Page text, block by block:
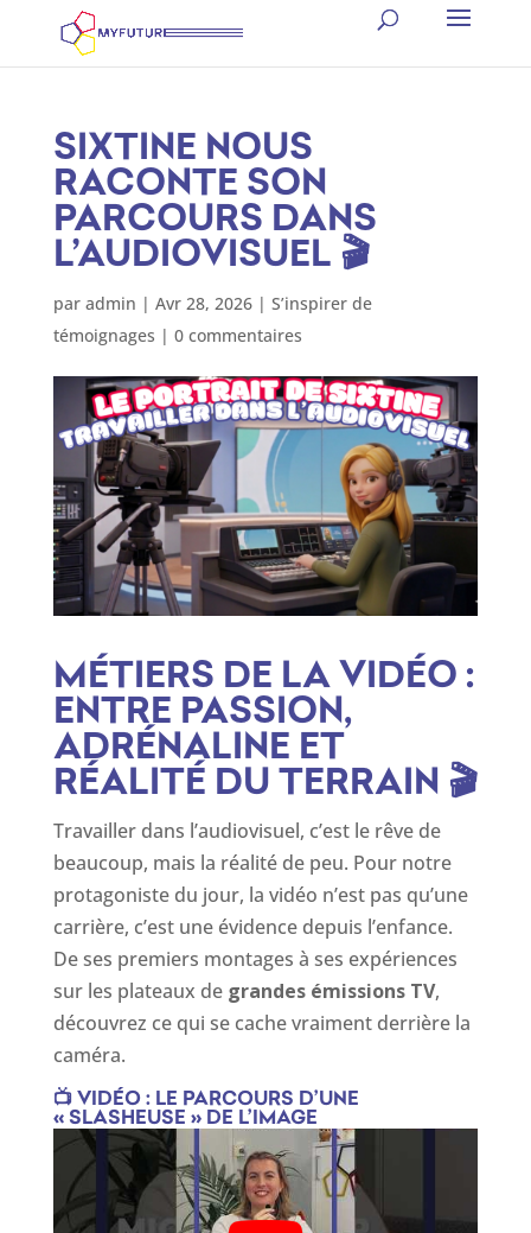
SIXTINE NOUS
RACONTE SON
PARCOURS DANS
L’AUDIOVISUEL 🎬
par admin | Avr 28, 2026| S’inspirer de
témoignages | 0 commentaires
MÉTIERS DE LA VIDÉO :
ENTRE PASSION,
ADRÉNALINE ET
RÉALITÉ DU TERRAIN 🎬
Travailler dans l’audiovisuel, c’est le rêve de
beaucoup, mais la réalité de peu. Pour notre
protagoniste du jour, la vidéo n’est pas qu’une
carrière, c’est une évidence depuis l’enfance.
De ses premiers montages à ses expériences
sur les plateaux de grandes émissions TV,
découvrez ce qui se cache vraiment derrière la
caméra.
📺 VIDÉO : LE PARCOURS D’UNE
« SLASHEUSE » DE L’IMAGE